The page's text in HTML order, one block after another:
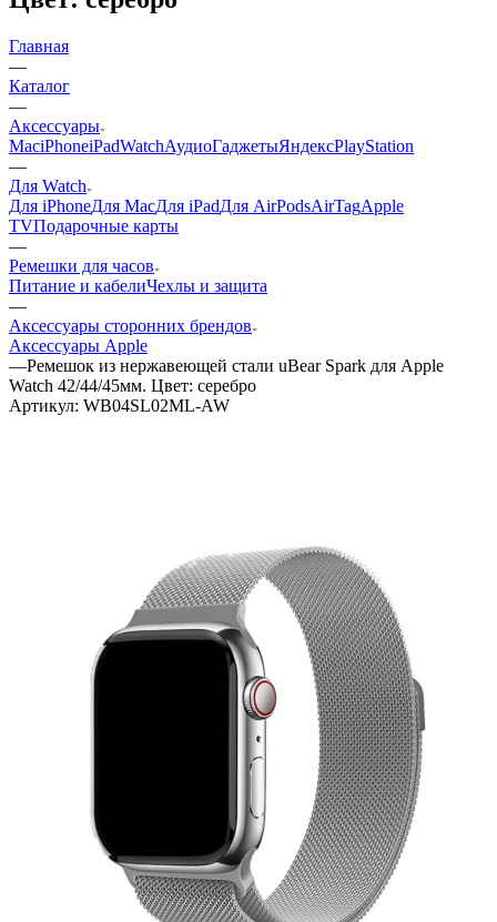
Главная
—
Каталог
—
Аксессуары
MaciPhoneiPadWatchАудиоГаджетыЯндексPlayStation
—
Для Watch
Для iPhoneДля MacДля iPadДля AirPodsAirTagApple
TVПодарочные карты
—
Ремешки для часов
Питание и кабелиЧехлы и защита
—
Аксессуары сторонних брендов
Аксессуары Apple
—Ремешок из нержавеющей стали uBear Spark для Apple
Watch 42/44/45мм. Цвет: серебро
Артикул: WB04SL02ML-AW